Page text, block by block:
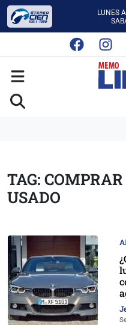
LUNES
CON
LUNES
TAG:
USADO